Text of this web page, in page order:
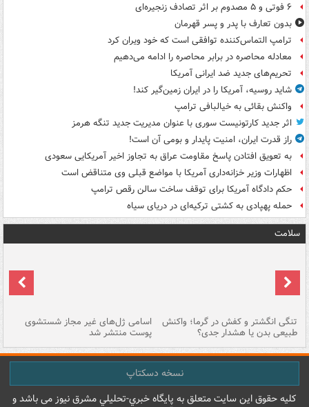
۶ فوتی و ۵ مصدوم بر اثر تصادف زنجیره‌ای
بدون تعارف با پدر و پسر قهرمان
ترامپ التماس‌کننده توافقی است که خود ویران کرد
معادله محاصره در برابر محاصره را ادامه می‌دهیم
تحریم‌های جدید ضد ایرانی آمریکا
شاید روسیه، آمریکا را در ایران زمین‌گیر کند!
واکنش بقائی به خیالبافی ترامپ
اثر جدید کارتونیست سوری با عنوان مدیریت جدید تنگه هرمز
راز قدرت ایران، امنیت پایدار و بومی آن است!
به تعویق افتادن پاسخ مقاومت عراق به تجاوز اخیر آمریکایی سعودی
اظهارات وزیر خزانه‌داری آمریکا با مواضع قبلی وی متناقض است
حکم دادگاه آمریکا برای توقف ساخت سالن رقص ترامپ
حمله پهپادی به کشتی ترکیه‌ای در دریای سیاه
سلامت
تنگی انگشتر و کفش در گرما؛ واکنش
طبیعی بدن یا هشدار جدی؟
اسامی ژل‌های غیر مجاز شستشوی
پوست منتشر شد
نسخه دسکتاپ
کليه حقوق اين سايت متعلق به پایگاه خبري-تحليلي مشرق نيوز می باشد و